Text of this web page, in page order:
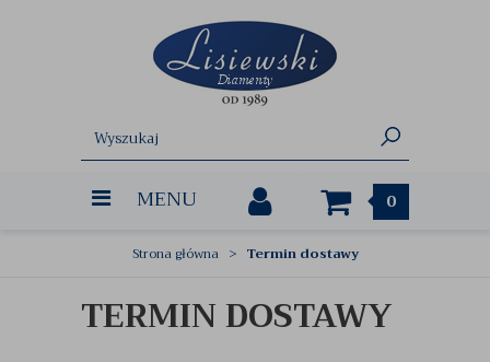
MENU 0
Strona główna Termin dostawy
TERMIN DOSTAWY